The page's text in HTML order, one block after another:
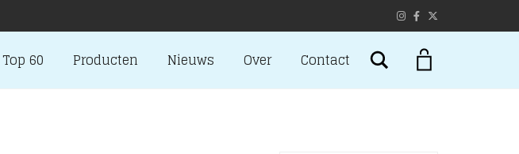
Top 60 Producten Nieuws Over Contact Search